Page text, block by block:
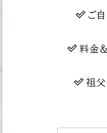
ご
料金
祖